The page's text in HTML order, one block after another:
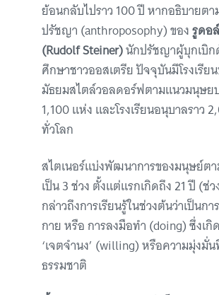
ย้อนกลับไปราว 100 ปี หากอธิบายต
ปรัชญา (anthroposophy) ของรูดอ
(Rudolf Steiner)นักปรัชญาผู้บุกเบิก
ศึกษาชาวออสเตรีย ปัจจุบันมีโรงเรีย
มัธยมสไตล์วอลดอร์ฟตามแนวมนุษย
1,100 แห่ง และโรงเรียนอนุบาลราว
ทั่วโลก
สไตเนอร์แบ่งพัฒนาการของมนุษย์ตา
เป็น 3 ช่วง ตั้งแต่แรกเกิดถึง 21 ปี (ช่ว
กล่าวถึงการเรียนรู้ในช่วงต้นว่าเป็นกา
กาย หรือ การลงมือทำ (doing) ซึ่งเกิ
‘เจตจำนง’ (willing) หรือความมุ่งมั่
ธรรมชาติ